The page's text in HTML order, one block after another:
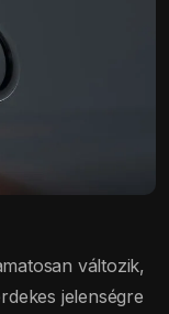
változik,
jelenségre